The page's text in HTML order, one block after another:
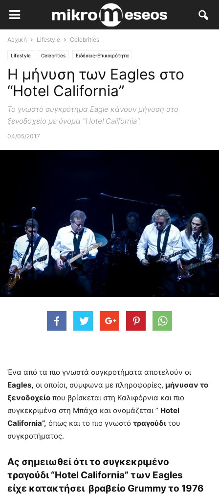
Αρχική Lifestyle Celebrities
Lifestyle Celebrities Ειδήσεις-Επικαιρότητα
Η μήνυση των Eagles στο
“Hotel California”
Το γνωστό συγκρότημα Eagle κάνουν μήνυση στο
ξενοδοχείο με όνομα "Hotel California".
04/05/2017
Ένα από τα πιο γνωστά συγκροτήματα αποτελούν οι
Eagles, οι οποίοι, σύμφωνα με πληροφορίες, μήνυσαν το
ξενοδοχείο που βρίσκεται στη Καλιφόρνια και πιο
συγκεκριμένα στη Μπάχα και ονομάζεται ” Hotel
California”, όπως και το πιο γνωστό τραγούδι του
συγκροτήματος.
Ας σημειωθεί ότι το συγκεκριμένο
τραγούδι “Hotel California” των Eagles
είχε κατακτήσει βραβείο Grummy το 1976